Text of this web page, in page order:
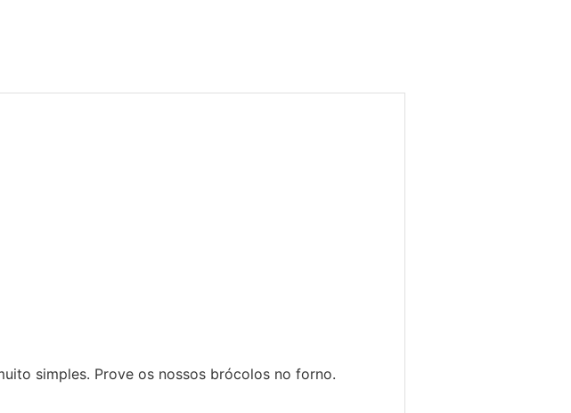
simples. Prove os nossos brócolos no forno.